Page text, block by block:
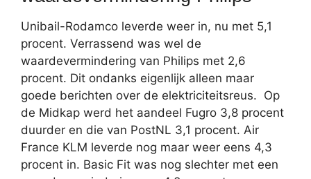
Unibail-Rodamco leverde weer in, nu met 5,1
procent. Verrassend was wel de
waardevermindering van Philips met 2,6
procent. Dit ondanks eigenlijk alleen maar
goede berichten over de elektriciteitsreus. Op
de Midkap werd het aandeel Fugro 3,8 procent
duurder en die van PostNL 3,1 procent. Air
France KLM leverde nog maar weer eens 4,3
procent in. Basic Fit was nog slechter met een